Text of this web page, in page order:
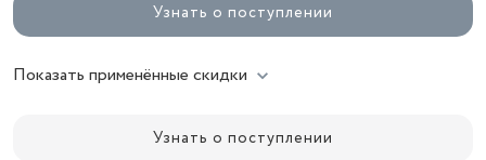
Узнать о поступлении
Показать применённые скидки
Узнать о поступлении